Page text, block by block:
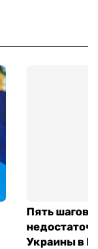
Пять шагов
Украины в